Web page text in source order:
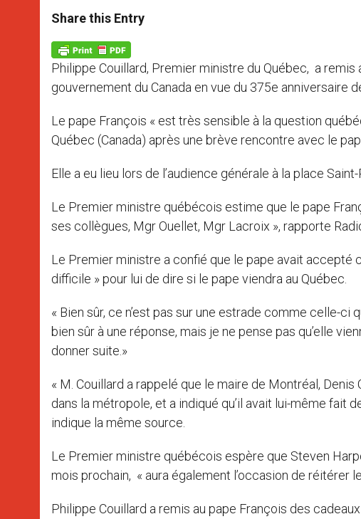
t
s
p
p
s
e
g
e
r
e
b
k
Share this Entry
Philippe Couillard, Premier ministre du Québec, a
gouvernement du Canada en vue du 375e anniversaire
Le pape François « est très sensible à la question
Québec (Canada) après une brève rencontre avec le
Elle a eu lieu lors de l’audience générale à la place
Le Premier ministre québécois estime que le pape
ses collègues, Mgr Ouellet, Mgr Lacroix », rapporte
Le Premier ministre a confié que le pape avait accepté
difficile » pour lui de dire si le pape viendra au Québec.
« Bien sûr, ce n’est pas sur une estrade comme celle-ci
bien sûr à une réponse, mais je ne pense pas qu’elle
donner suite.»
« M. Couillard a rappelé que le maire de Montréal,
dans la métropole, et a indiqué qu’il avait lui-même fait
indique la même source.
Le Premier ministre québécois espère que Steven
mois prochain, « aura également l’occasion de réitérer
Philippe Couillard a remis au pape François des